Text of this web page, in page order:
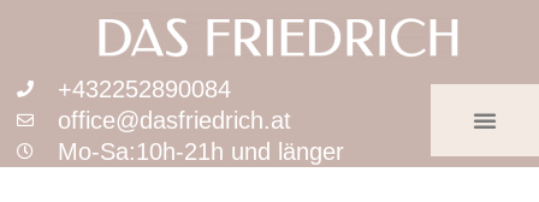
+432252890084
office@dasfriedrich.at
Mo-Sa:10h-21h und länger